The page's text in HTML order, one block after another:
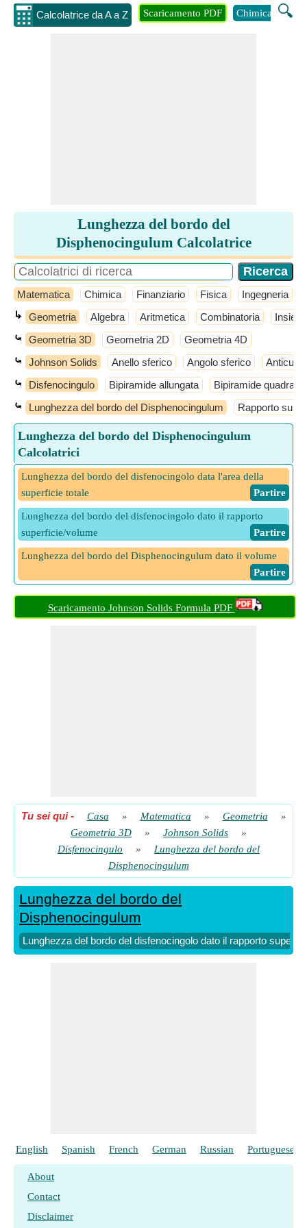
Calcolatrice da A a Z 🔍
Scaricamento PDF Chimica
Lunghezza del bordo del
Disphenocingulum Calcolatrice
Matematica Chimica Finanziario Fisica Ingegneria
↳ Geometria Algebra Aritmetica Combinatoria
⤿ Geometria 3D Geometria 2D Geometria 4D
⤿ Johnson Solids Anello sferico Angolo sferico Anticube
⤿ Disfenocingulo Bipiramide allungata Bipiramide quadrata
⤿ Lunghezza del bordo del Disphenocingulum Rapporto
Lunghezza del bordo del Disphenocingulum
Calcolatrici
Lunghezza del bordo del disfenocingolo data l'area della
superficie totale
​ Partire
Lunghezza del bordo del disfenocingolo dato il rapporto
superficie/volume
​ Partire
Lunghezza del bordo del Disphenocingulum dato il volume
​ Partire
Scaricamento Johnson Solids Formula PDF
Tu sei qui- Casa » Matematica » Geometria
»
Geometria 3D
» Johnson Solids
»
Disfenocingulo
»
Lunghezza del bordo del
Disphenocingulum
Lunghezza del bordo del
Disphenocingulum
Lunghezza del bordo del disfenocingolo dato il rapporto
English Spanish French German Russian Portuguese
About
Contact
Disclaimer